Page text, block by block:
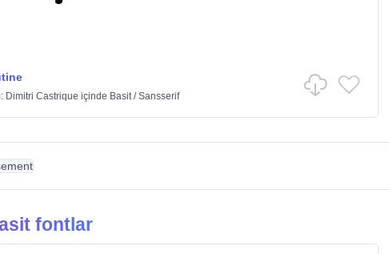
Dimitri Castrique içinde Basit/Sansserif
fontlar